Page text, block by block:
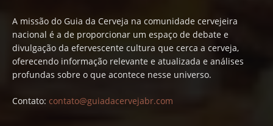
A missão do Guia da Cerveja na comunidade cervejeira
nacional é a de proporcionar um espaço de debate e
divulgação da efervescente cultura que cerca a cerveja,
oferecendo informação relevante e atualizada e análises
profundas sobre o que acontece nesse universo.
Contato: contato@guiadacervejabr.com